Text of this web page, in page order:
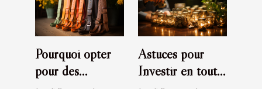
Pourquoi opter
pour des
Astuces pour
Investir en toute